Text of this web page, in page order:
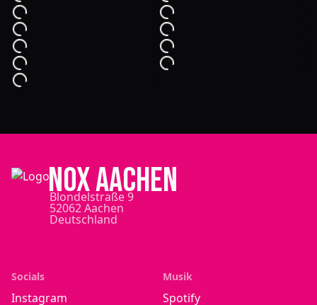
NOX Aachen
Blondelstraße 9
52062 Aachen
Deutschland
Socials
Instagram
Musik
Spotify